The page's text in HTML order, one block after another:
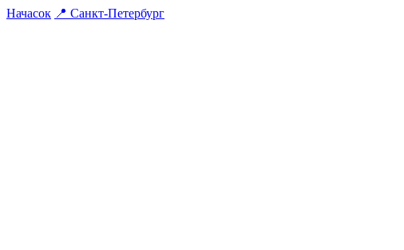
Начасок 📍 Санкт-Петербург